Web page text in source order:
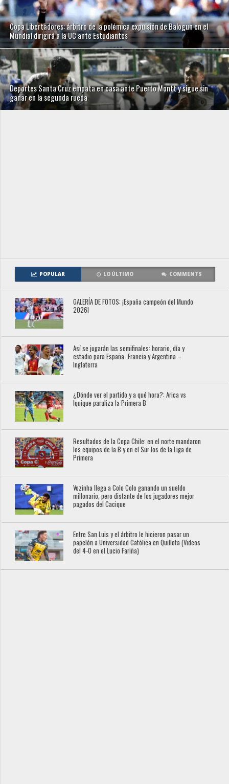
Copa Libertadores: árbitro de la polémica expulsión de Balogun en el
Mundial dirigirá a la UC ante Estudiantes
Deportes Santa Cruz empata en casa ante Puerto Montt y sigue sin
ganar en la segunda rueda
POPULAR LO ÚLTIMO COMMENTS
GALERÍA DE FOTOS: ¡España campeón del Mundo
2026!
Así se jugarán las semifinales: horario, día y
estadio para España- Francia y Argentina –
Inglaterra
¿Dónde ver el partido y a qué hora?: Arica vs
Iquique paraliza la Primera B
Resultados de la Copa Chile: en el norte mandaron
los equipos de la B y en el Sur los de la Liga de
Primera
Vozinha llega a Colo Colo ganando un sueldo
millonario, pero distante de los jugadores mejor
pagados del Cacique
Entre San Luis y el árbitro le hicieron pasar un
papelón a Universidad Católica en Quillota (Videos
del 4-0 en el Lucio Fariña)